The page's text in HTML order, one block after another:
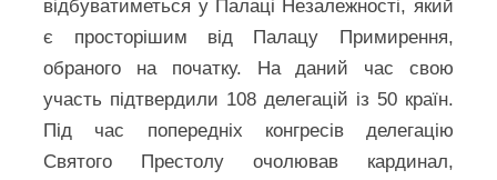
відбуватиметься у Палаці Незалежності, який
є просторішим від Палацу Примирення,
обраного на початку. На даний час свою
участь підтвердили 108 делегацій із 50 країн.
Під час попередніх конгресів делегацію
Святого Престолу очолював кардинал,